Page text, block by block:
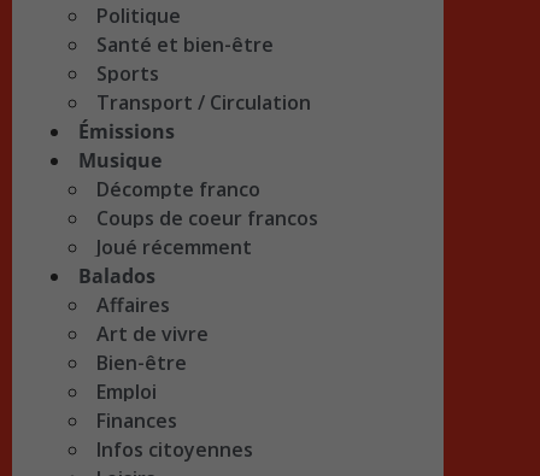
Politique
Santé et bien-être
Sports
Transport / Circulation
Émissions
Musique
Décompte franco
Coups de coeur francos
Joué récemment
Balados
Affaires
Art de vivre
Bien-être
Emploi
Finances
Infos citoyennes